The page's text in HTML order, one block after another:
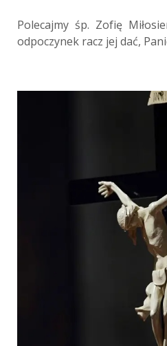
Polecajmy śp. Zofię
odpoczynek racz jej dać,